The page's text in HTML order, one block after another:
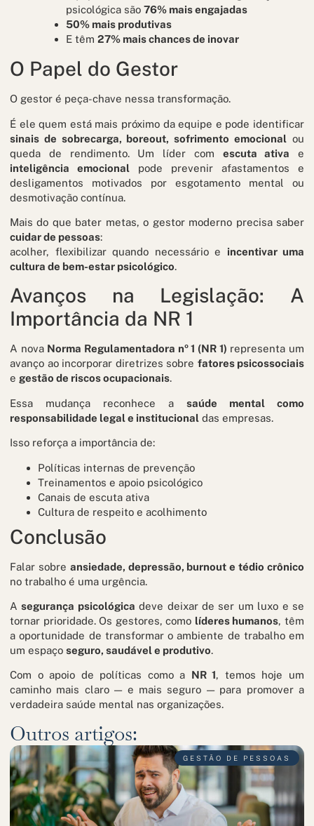
psicológica são 76% mais engajadas
50% mais produtivas
E têm 27% mais chances de inovar
O Papel do Gestor
O gestor é peça-chave nessa transformação.
É ele quem está mais próximo da equipe e pode identificar
sinais de sobrecarga, boreout, sofrimento emocional ou
queda de rendimento. Um líder com escuta ativa e
inteligência emocional pode prevenir afastamentos e
desligamentos motivados por esgotamento mental ou
desmotivação contínua.
Mais do que bater metas, o gestor moderno precisa saber
cuidar de pessoas:
acolher, flexibilizar quando necessário e incentivar uma
cultura de bem-estar psicológico.
Avanços na Legislação: A
Importância da NR 1
A nova Norma Regulamentadora nº 1 (NR 1) representa um
avanço ao incorporar diretrizes sobre fatores psicossociais
e gestão de riscos ocupacionais.
Essa mudança reconhece a saúde mental como
responsabilidade legal e institucional das empresas.
Isso reforça a importância de:
Políticas internas de prevenção
Treinamentos e apoio psicológico
Canais de escuta ativa
Cultura de respeito e acolhimento
Conclusão
Falar sobre ansiedade, depressão, burnout e tédio crônico
no trabalho é uma urgência.
Asegurança psicológica deve deixar de ser um luxo e se
tornar prioridade. Os gestores, como líderes humanos, têm
a oportunidade de transformar o ambiente de trabalho em
um espaço seguro, saudável e produtivo.
Com o apoio de políticas como a NR 1, temos hoje um
caminho mais claro — e mais seguro — para promover a
verdadeira saúde mental nas organizações.
Outros artigos:
GESTÃO DE PESSOAS